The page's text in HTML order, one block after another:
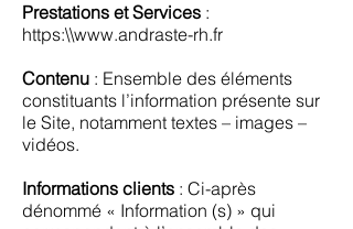
Prestations et Services :
https:\\www.andraste-rh.fr
Contenu : Ensemble des éléments
constituants l’information présente sur
le Site, notamment textes – images –
vidéos.
Informations clients : Ci-après
dénommé « Information (s) » qui